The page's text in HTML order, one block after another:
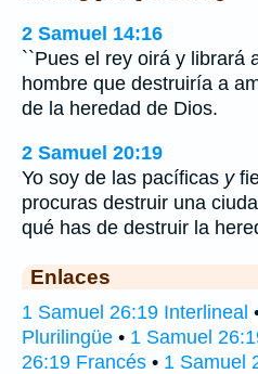
2 Samuel 14:16
``Pues el rey oirá y librará
hombre que destruiría a
de la heredad de Dios.
2 Samuel 20:19
Yo soy de las pacíficas y
procuras destruir una
qué has de destruir la
Enlaces
1 Samuel 26:19 Interlineal
Plurilingüe • 1 Samuel
26:19 Francés • 1 Samuel